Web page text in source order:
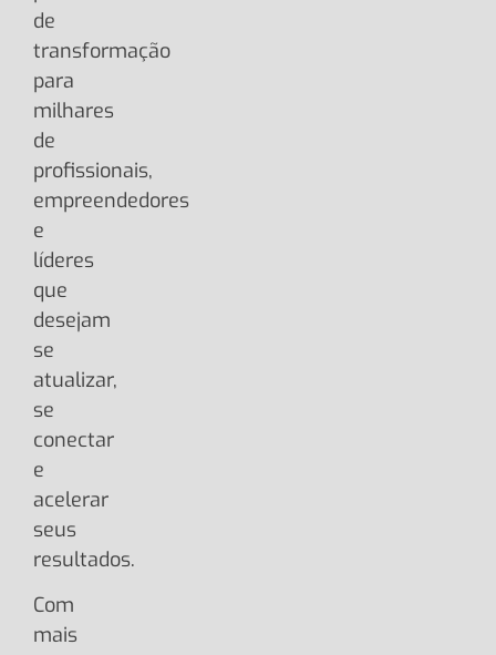
de
transformação
para
milhares
de
profissionais,
empreendedores
e
líderes
que
desejam
se
atualizar,
se
conectar
e
acelerar
seus
resultados.
Com
mais